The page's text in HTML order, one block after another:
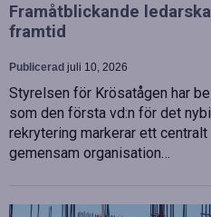
Framåtblickande
framtid
Publicerad juli 10, 2026
Styrelsen för Krösatågen har
som den första vd:n för det
rekrytering markerar ett
gemensam organisation…